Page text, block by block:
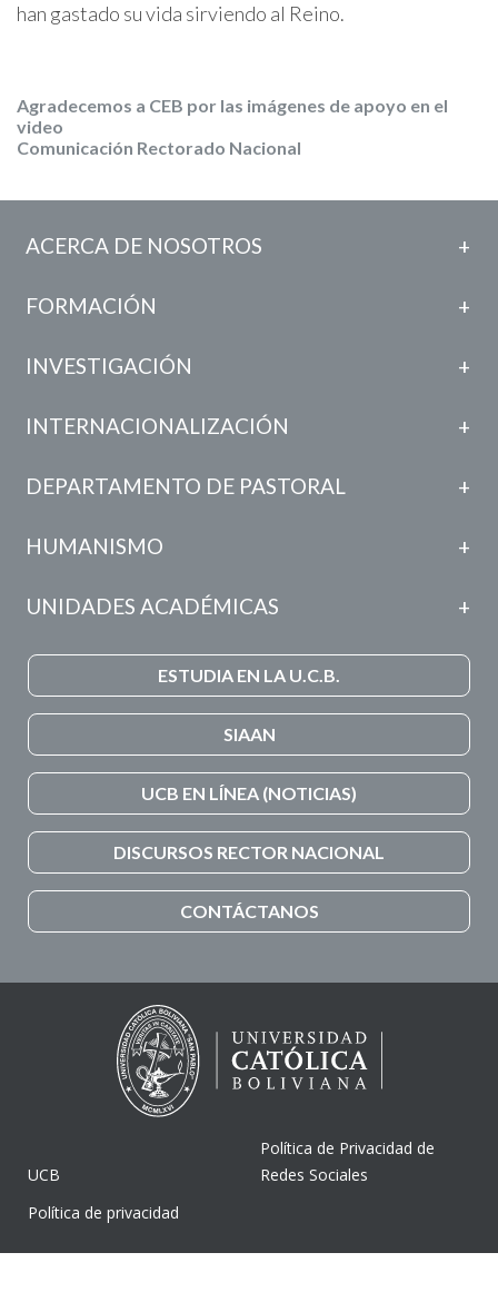
han gastado su vida sirviendo al Reino.
Agradecemos a CEB por las imágenes de apoyo en el
video
Comunicación Rectorado Nacional
ACERCA DE NOSOTROS
FORMACIÓN
INVESTIGACIÓN
INTERNACIONALIZACIÓN
DEPARTAMENTO DE PASTORAL
HUMANISMO
UNIDADES ACADÉMICAS
ESTUDIA EN LA U.C.B.
SIAAN
UCB EN LÍNEA (NOTICIAS)
DISCURSOS RECTOR NACIONAL
CONTÁCTANOS
UCB
Política de Privacidad de
Redes Sociales
Política de privacidad